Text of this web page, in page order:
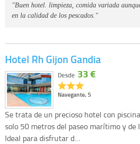
"Buen hotel. limpieza, comida variada
en la calidad de los pescados."
Hotel Rh Gijon Gandia
Navegante, 5
Desde 33 €
Se trata de un precioso hotel con
solo 50 metros del paseo marítimo y de
Ideal para disfrutar d…